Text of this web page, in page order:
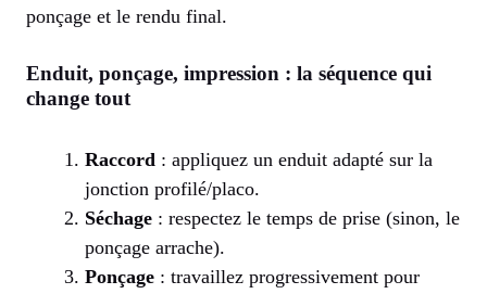
ponçage et le rendu final.
Enduit, ponçage, impression : la séquence qui
change tout
Raccord : appliquez un enduit adapté sur la
jonction profilé/placo.
Séchage : respectez le temps de prise (sinon, le
ponçage arrache).
Ponçage : travaillez progressivement pour